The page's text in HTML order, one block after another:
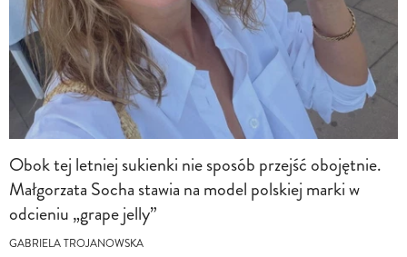
Obok tej letniej sukienki nie sposób przejść obojętnie.
Małgorzata Socha stawia na model polskiej marki w
odcieniu „grape jelly”
GABRIELA TROJANOWSKA